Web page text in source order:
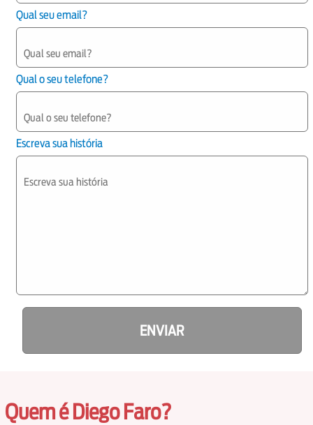
Qual seu email?
Qual o seu telefone?
Escreva sua história
ENVIAR
Quem é Diego Faro?